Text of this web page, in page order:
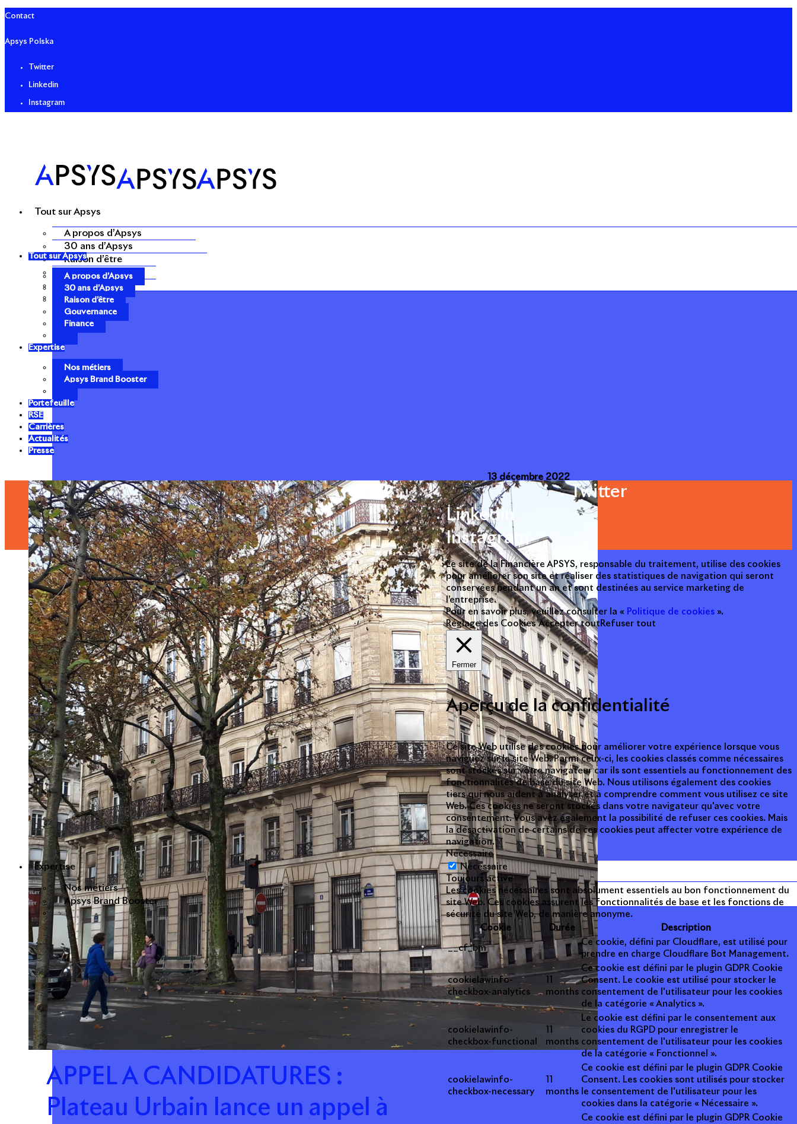
Contact
Apsys Polska
Twitter
Linkedin
Instagram
Tout sur Apsys
A propos d’Apsys
30 ans d’Apsys
Raison d’être
Gouvernance
Finance
Expertise
Nos métiers
Apsys Brand Booster
Tout sur Apsys
A propos d’Apsys
30 ans d’Apsys
Raison d’être
Gouvernance
Finance
Expertise
Nos métiers
Apsys Brand Booster
Portefeuille
RSE
Carrières
Actualités
Presse
13 décembre 2022
APPEL A CANDIDATURES :
Plateau Urbain lance un appel à
Twitter
Linkedin
Instagram
Le site de la Financière APSYS, responsable du traitement, utilise des cookies
pour améliorer son site et réaliser des statistiques de navigation qui seront
conservées pendant un an et sont destinées au service marketing de
l’entreprise.
Pour en savoir plus, veuillez consulter la « Politique de cookies ».
Réglage des Cookies Accepter tout Refuser tout
Fermer
Aperçu de la confidentialité
Ce site Web utilise des cookies pour améliorer votre expérience lorsque vous
naviguez sur le site Web. Parmi ceux-ci, les cookies classés comme nécessaires
sont stockés sur votre navigateur car ils sont essentiels au fonctionnement des
fonctionnalités de base du site Web. Nous utilisons également des cookies
tiers qui nous aident à analyser et à comprendre comment vous utilisez ce site
Web. Ces cookies ne seront stockés dans votre navigateur qu'avec votre
consentement. Vous avez également la possibilité de refuser ces cookies. Mais
la désactivation de certains de ces cookies peut affecter votre expérience de
navigation.
Nécessaire
Nécessaire
Toujours activé
Les cookies nécessaires sont absolument essentiels au bon fonctionnement du
site Web. Ces cookies assurent les fonctionnalités de base et les fonctions de
sécurité du site Web, de manière anonyme.
Cookie
Durée Description
__cf_bm
Ce cookie, défini par Cloudflare, est utilisé pour
prendre en charge Cloudflare Bot Management.
cookielawinfo-
checkbox-analytics
months
Ce cookie est défini par le plugin GDPR Cookie
Consent. Le cookie est utilisé pour stocker le
consentement de l'utilisateur pour les cookies
de la catégorie « Analytics ».
cookielawinfo-
checkbox-functional
months
Le cookie est défini par le consentement aux
cookies du RGPD pour enregistrer le
consentement de l'utilisateur pour les cookies
de la catégorie « Fonctionnel ».
cookielawinfo-
checkbox-necessary
months
Ce cookie est défini par le plugin GDPR Cookie
Consent. Les cookies sont utilisés pour stocker
le consentement de l'utilisateur pour les
cookies dans la catégorie « Nécessaire ».
Ce cookie est défini par le plugin GDPR Cookie